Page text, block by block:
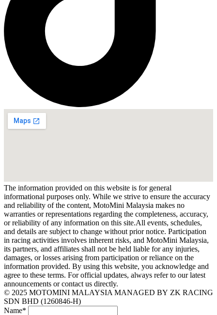
The information provided on this website is for general
informational purposes only. While we strive to ensure the accuracy
and reliability of the content, MotoMini Malaysia makes no
warranties or representations regarding the completeness, accuracy,
or reliability of any information on this site.All events, schedules,
and details are subject to change without prior notice. Participation
in racing activities involves inherent risks, and MotoMini Malaysia,
its partners, and affiliates shall not be held liable for any injuries,
damages, or losses arising from participation or reliance on the
information provided. By using this website, you acknowledge and
agree to these terms. For official updates, always refer to our latest
announcements or contact us directly.
© 2025 MOTOMINI MALAYSIA MANAGED BY ZK RACING
SDN BHD (1260846-H)
Name*